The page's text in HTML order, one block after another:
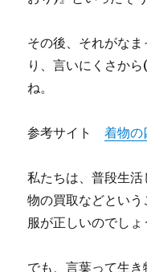
その後、それがな
り、言いにくさか
ね。
参考サイト着物の
私たちは、普段生
物の買取などとい
服が正しいのでし
でも、言葉って生